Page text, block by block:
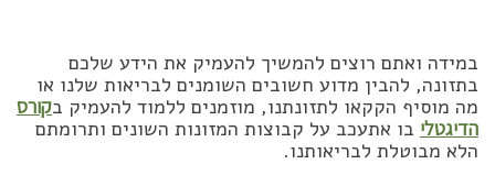
במידה ואתם רוצים להמשיך להעמיק את הידע שלכם
בתזונה, להבין מדוע חשובים השומנים לבריאות שלנו או
מה מוסיף הקקאו לתזונתנו, מוזמנים ללמוד להעמיק בקורס
הדיגטלי בו אתעכב על קבוצות המזונות השונים ותרומתם
הלא מבוטלת לבריאותנו.